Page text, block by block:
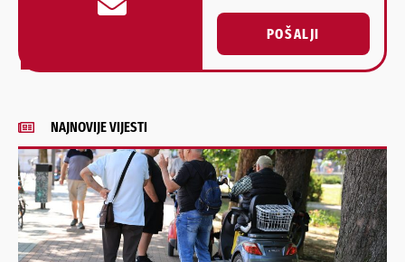
POŠALJI
Alternative:
NAJNOVIJE VIJESTI